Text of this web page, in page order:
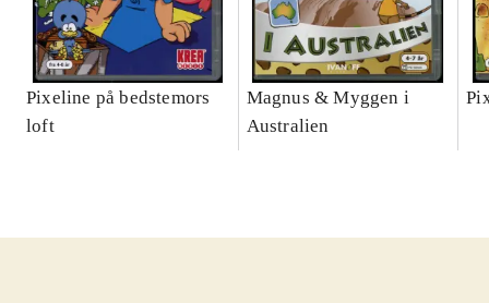
Pixeline på bedstemors
loft
Magnus & Myggen i
Australien